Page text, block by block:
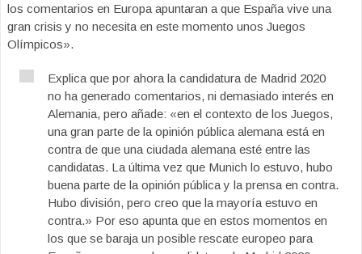
los comentarios en Europa apuntaran a que España vive una
gran crisis y no necesita en este momento unos Juegos
Olímpicos».
Explica que por ahora la candidatura de Madrid 2020
no ha generado comentarios, ni demasiado interés en
Alemania, pero añade: «en el contexto de los Juegos,
una gran parte de la opinión pública alemana está en
contra de que una ciudada alemana esté entre las
candidatas. La última vez que Munich lo estuvo, hubo
buena parte de la opinión pública y la prensa en contra.
Hubo división, pero creo que la mayoría estuvo en
contra.» Por eso apunta que en estos momentos en
los que se baraja un posible rescate europeo para